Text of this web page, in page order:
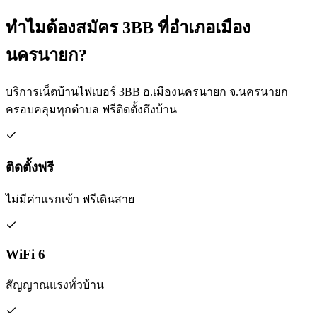
ทำไมต้องสมัคร 3BB ที่อำเภอเมือง
นครนายก?
บริการเน็ตบ้านไฟเบอร์ 3BB อ.เมืองนครนายก จ.นครนายก
ครอบคลุมทุกตำบล ฟรีติดตั้งถึงบ้าน
ติดตั้งฟรี
ไม่มีค่าแรกเข้า ฟรีเดินสาย
WiFi 6
สัญญาณแรงทั่วบ้าน